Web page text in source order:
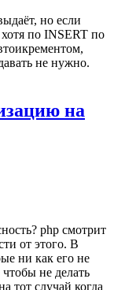
но если
хотя по INSERT по
не нужно.
на
php смотрит
от этого. В
ни как его не
не делать
тот случай когда